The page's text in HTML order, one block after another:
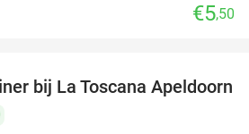
€5,50
40%
bij La Toscana Apeldoorn